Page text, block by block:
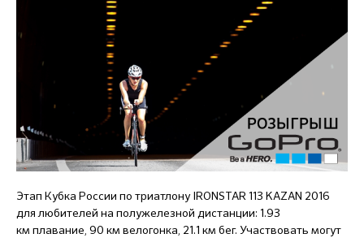
Этап Кубка России по триатлону IRONSTAR 113 KAZAN 2016
для любителей на полужелезной дистанции: 1.93
км плавание, 90 км велогонка, 21.1 км бег. Участвовать могут